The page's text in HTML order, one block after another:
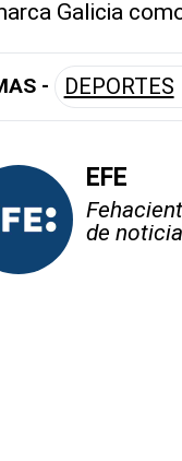
Galicia
- DEPORTES
EFE
de